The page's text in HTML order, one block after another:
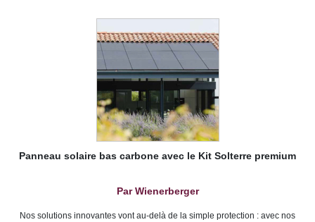
Panneau solaire bas carbone avec le Kit Solterre premium
Par Wienerberger
Nos solutions innovantes vont au-delà de la simple protection : avec nos